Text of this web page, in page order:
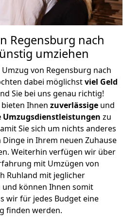
Regensburg nach
umziehen
von Regensburg nach
dabei möglichstviel Geld
Sie bei uns genau richtig!
Ihnen zuverlässige und
zu
Sie sich um nichts anderes
in Ihrem neuen Zuhause
Weiterhin verfügen wir über
mit Umzügen von
Ruhland mit jeglicher
können Ihnen somit
wir für jedes Budget eine
finden werden.